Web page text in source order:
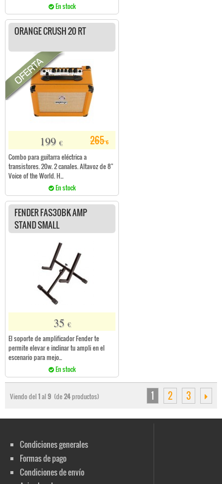
En stock
ORANGE CRUSH 20 RT
265€
199 €
Combo para guitarra eléctrica a
transistores. 20w. 2 canales. Altavoz de 8"
Voice of the World. H...
En stock
FENDER FAS30BK AMP
STAND SMALL
35 €
El soporte de amplificador Fender te
permite elevar e inclinar tu ampli en el
escenario para mejo...
En stock
Viendo del1al9 (de24productos) 1 2 3
Condiciones generales
Formas de pago
Condiciones de envío